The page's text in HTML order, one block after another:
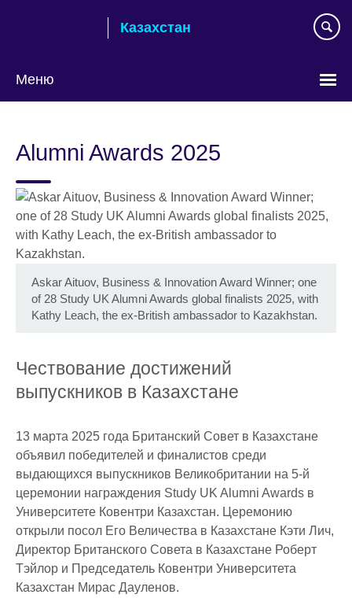
Казахстан
Меню
Alumni Awards 2025
Askar Aituov, Business & Innovation Award Winner; one
of 28 Study UK Alumni Awards global finalists 2025, with
Kathy Leach, the ex-British ambassador to Kazakhstan.
Чествование достижений
выпускников в Казахстане
13 марта 2025 года Британский Совет в Казахстане
объявил победителей и финалистов среди
выдающихся выпускников Великобритании на 5-й
церемонии награждения Study UK Alumni Awards в
Университете Ковентри Казахстан. Церемонию
открыли посол Его Величества в Казахстане Кэти Лич,
Директор Британского Совета в Казахстане Роберт
Тэйлор и Председатель Ковентри Университета
Казахстан Мирас Дауленов.